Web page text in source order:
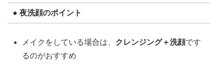
● 夜洗顔のポイント
メイクをしている場合は、 クレンジング＋洗顔です
るのがおすすめ